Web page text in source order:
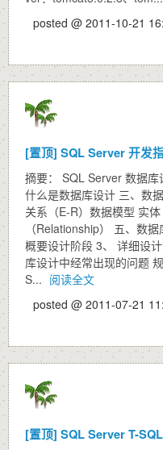
posted @ 2011-10-21
[置顶] SQL Server 开发
摘要： SQL Server 数据库
什么是数据库设计 三、数
关系（E-R）数据模型 实
（Relationship） 五、数
概要设计阶段 3、 详细设
库设计中经常出现的问题
S... 阅读全文
posted @ 2011-07-21
[置顶] SQL Server T-